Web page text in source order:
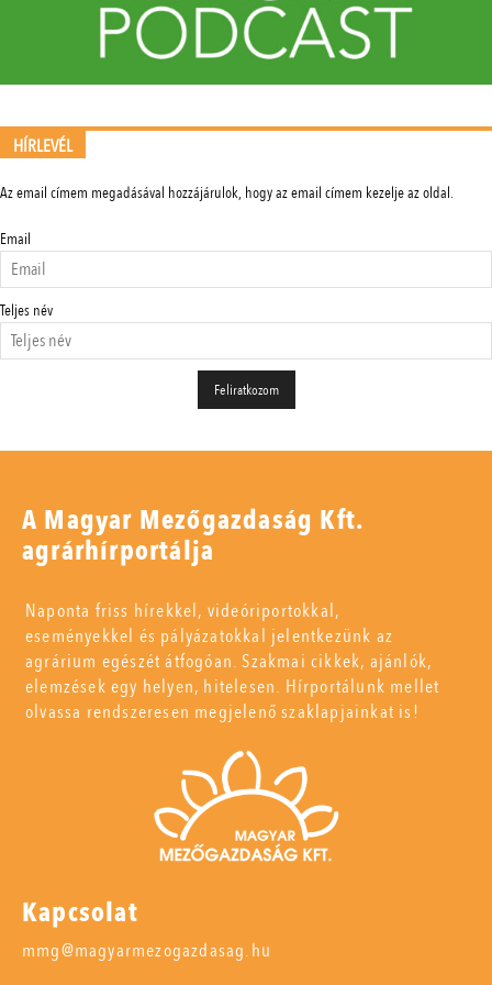
HÍRLEVÉL
Az email címem megadásával hozzájárulok, hogy az email címem kezelje az oldal.
Email
Teljes név
A Magyar Mezőgazdaság Kft.
agrárhírportálja
Naponta friss hírekkel, videóriportokkal,
eseményekkel és pályázatokkal jelentkezünk az
agrárium egészét átfogóan. Szakmai cikkek, ajánlók,
elemzések egy helyen, hitelesen. Hírportálunk mellet
olvassa rendszeresen megjelenő szaklapjainkat is!
Kapcsolat
mmg@magyarmezogazdasag.hu